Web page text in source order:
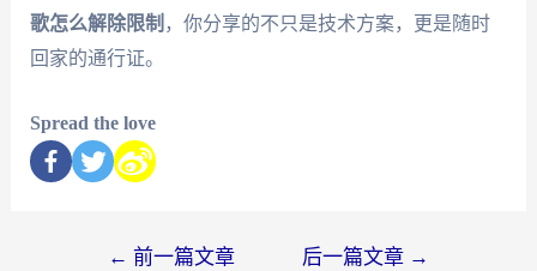
歌怎么解除限制 ，你分享的不只是技术方案，更是随时
回家的通行证。
Spread the love
← 前一篇文章 后一篇文章 →